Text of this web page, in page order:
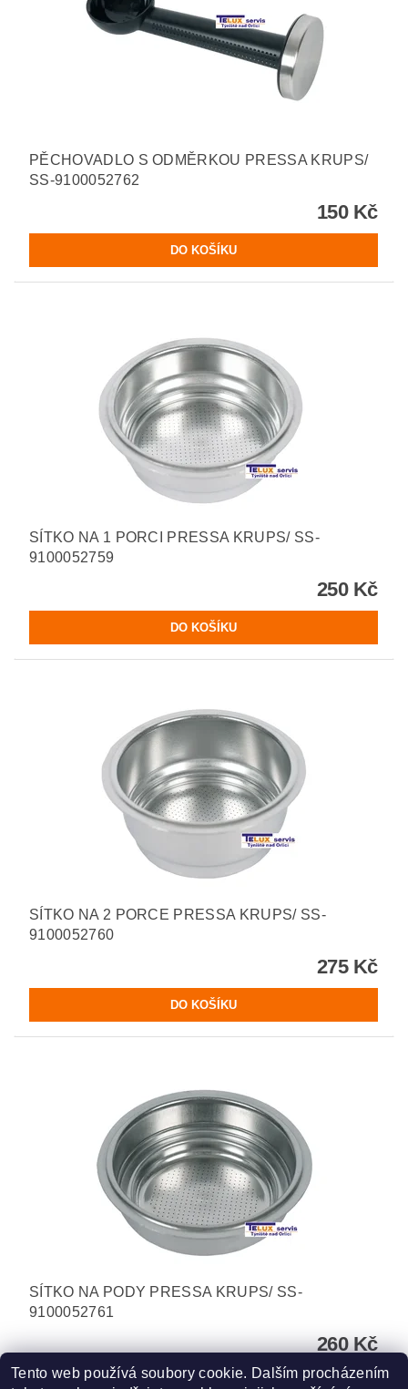
PĚCHOVADLO S ODMĚRKOU PRESSA KRUPS/
SS-9100052762
150 Kč
SÍTKO NA 1 PORCI PRESSA KRUPS/ SS-
9100052759
250 Kč
SÍTKO NA 2 PORCE PRESSA KRUPS/ SS-
9100052760
275 Kč
SÍTKO NA PODY PRESSA KRUPS/ SS-
9100052761
260 Kč
Tento web používá soubory cookie. Dalším procházením